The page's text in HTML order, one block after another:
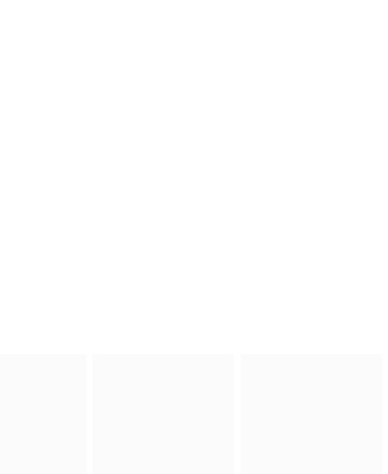
立足之地。在这样一个充满快节奏、充满利益的城市，子
舞蹈学校的丽莎，开始了舞蹈生涯。朱音为了支撑家数在
件，勘案过程中，牵引出“婴胎报仇”，“娘娘索命”等一连